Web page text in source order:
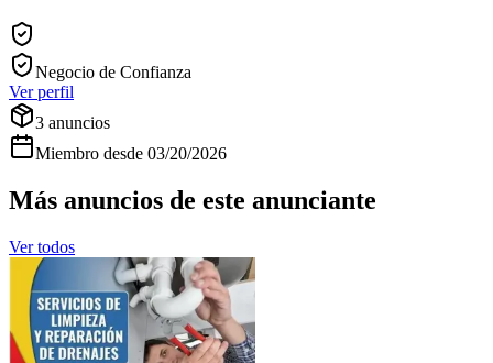
Negocio de Confianza
Ver perfil
3 anuncios
Miembro desde 03/20/2026
Más anuncios de este anunciante
Ver todos